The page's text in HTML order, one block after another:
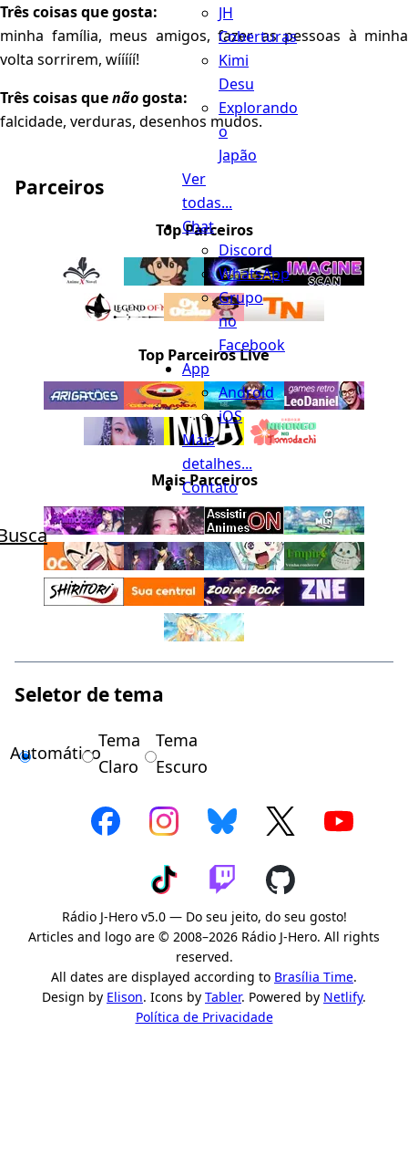
JH
Coberturas
Kimi
Desu
Explorando
o
Japão
Ver
todas...
Chat
Discord
WhatsApp
Grupo
no
Facebook
App
Android
iOS
Mais
detalhes...
Contato
Três coisas que gosta:
minha família, meus amigos, fazer as pessoas à minha
volta sorrirem, wííííí!
Três coisas quenãogosta:
falcidade, verduras, desenhos mudos.
Parceiros
Top Parceiros
Top Parceiros Live
Mais Parceiros
Seletor de tema
Automático
Tema
Claro
Tema
Escuro
Rádio J-Hero v5.0 — Do seu jeito, do seu gosto!
Articles and logo are © 2008–2026 Rádio J-Hero. All rights
reserved.
All dates are displayed according to Brasília Time.
Design by Elison. Icons by Tabler. Powered by Netlify.
Política de Privacidade